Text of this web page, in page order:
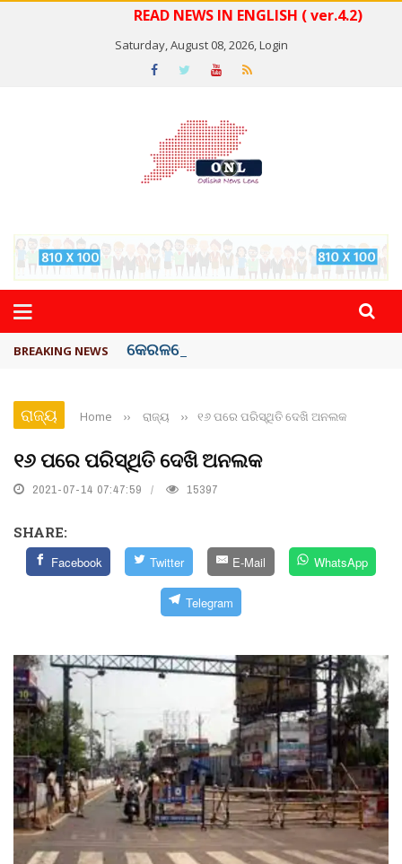
READ NEWS IN ENGLISH ( ver.4.2)
Saturday, August 08, 2026,Login
BREAKING NEWS କେରଳରେ ‘ରାଟ୍ ଫିଭର୍’ ଆତଙ୍କ, ୫୮ ମୃତ
ରାଜ୍ୟ Home ›› ରାଜ୍ୟ ›› ୧୬ ପରେ ପରିସ୍ଥିତି ଦେଖି ଅନଲକ
୧୬ ପରେ ପରିସ୍ଥିତି ଦେଖି ଅନଲକ
2021-07-14 07:47:59 15397
SHARE:
Facebook Twitter E-Mail WhatsApp
Telegram